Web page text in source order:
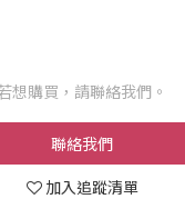
想購買，請聯絡我們。
聯絡我們
加入追蹤清單